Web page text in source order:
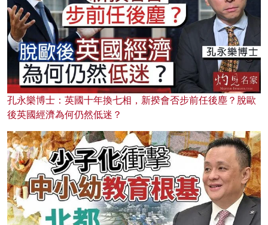
孔永樂博士：英國十年換七相，新揆會否步前任後塵？脫歐
後英國經濟為何仍然低迷？